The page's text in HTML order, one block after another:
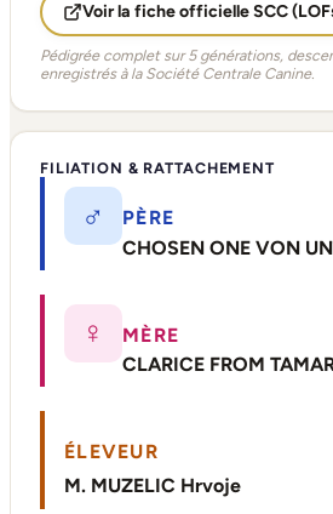
Voir la fiche officielle SCC
Pédigrée complet sur 5 générations,
enregistrés à la Société Centrale Canine.
FILIATION & RATTACHEMENT
♂
PÈRE
CHOSEN ONE VON
♀
MÈRE
CLARICE FROM
ÉLEVEUR
M. MUZELIC Hrvoje